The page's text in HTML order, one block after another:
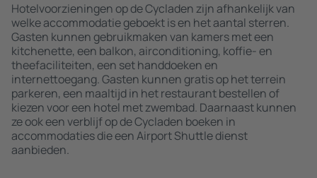
Hotelvoorzieningen op de Cycladen zijn afhankelijk van
welke accommodatie geboekt is en het aantal sterren.
Gasten kunnen gebruikmaken van kamers met een
kitchenette, een balkon, airconditioning, koffie- en
theefaciliteiten, een set handdoeken en
internettoegang. Gasten kunnen gratis op het terrein
parkeren, een maaltijd in het restaurant bestellen of
kiezen voor een hotel met zwembad. Daarnaast kunnen
ze ook een verblijf op de Cycladen boeken in
accommodaties die een Airport Shuttle dienst
aanbieden.